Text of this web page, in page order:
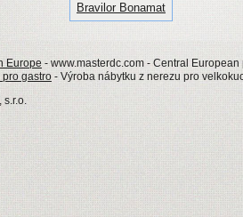
Bravilor Bonamat
Europe - www.masterdc.com - Central
pro gastro - Výroba nábytku z nerezu pro